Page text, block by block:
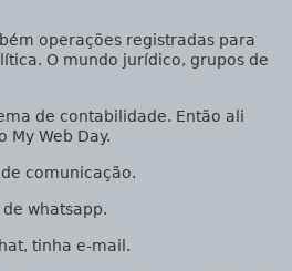
operações registradas para
O mundo jurídico, grupos de
de contabilidade. Então ali
My Web Day.
comunicação.
whatsapp.
tinha e-mail.